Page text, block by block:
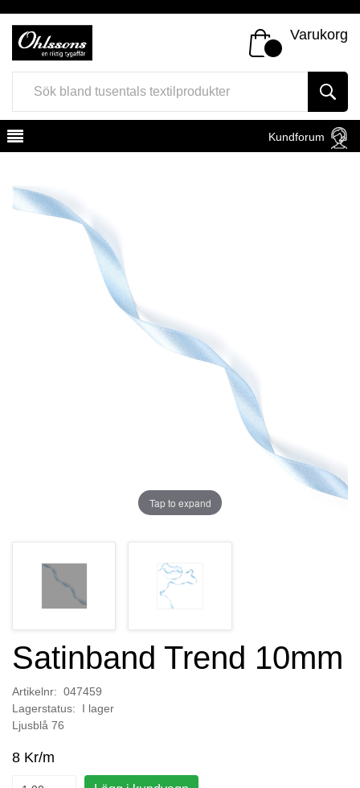
Varukorg
Kundforum
Sign In
Tap to expand
Satinband Trend 10mm
Artikelnr: 047459
Lagerstatus: I lager
Ljusblå 76
8 Kr/m